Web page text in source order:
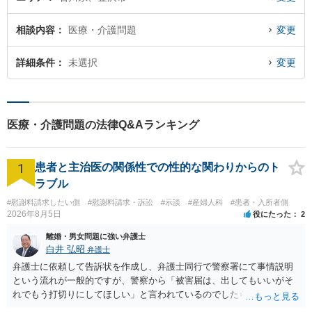
相談内容 医療・介護問題 変更
詳細条件 未選択 変更
医療・介護問題の法律Q&Aランキング
1
患者と主治医の関係性での性的な関わりからのト
ラブル
#慰謝料請求したい側 #慰謝料請求・訴訟 #示談 #産婦人科 #患者・入所者側
2026年8月5日 役にたった 2
離婚・男女問題に強い弁護士
白井 弘昭 弁護士
弁護士に依頼して告訴状を作成し、弁護士同行で警察署にて事情説明
という流れが一般的ですが、警察から「被害届は、出してもいいがそ
れでもう打切りにしてほしい」と言われているのでしたら、あまり結